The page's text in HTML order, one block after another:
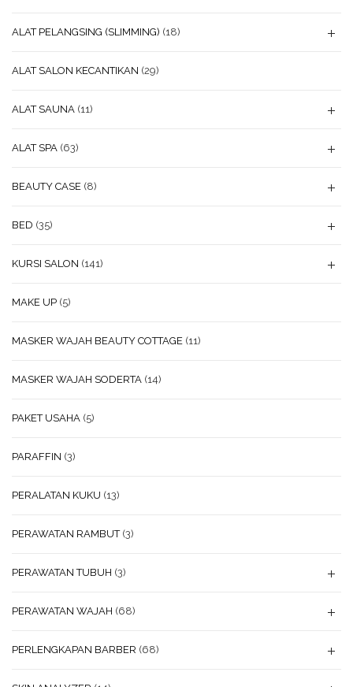
ALAT PELANGSING (SLIMMING) (18)
ALAT SALON KECANTIKAN (29)
ALAT SAUNA (11)
ALAT SPA (63)
BEAUTY CASE (8)
BED (35)
KURSI SALON (141)
MAKE UP (5)
MASKER WAJAH BEAUTY COTTAGE (11)
MASKER WAJAH SODERTA (14)
PAKET USAHA (5)
PARAFFIN (3)
PERALATAN KUKU (13)
PERAWATAN RAMBUT (3)
PERAWATAN TUBUH (3)
PERAWATAN WAJAH (68)
PERLENGKAPAN BARBER (68)